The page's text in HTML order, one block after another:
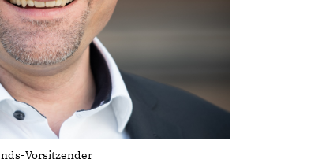
Vorsitzender